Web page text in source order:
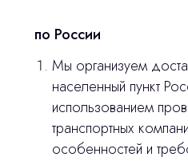
по России
Мы организуем
населенный пункт
использованием
транспортных
особенностей и
Продукция
3D печать
Оплата и доставка
Контакты